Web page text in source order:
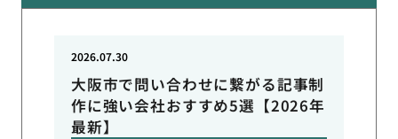
大阪市で問い合わせに繋がる記事制
作に強い会社おすすめ5選【2026年
最新】
2026.07.30